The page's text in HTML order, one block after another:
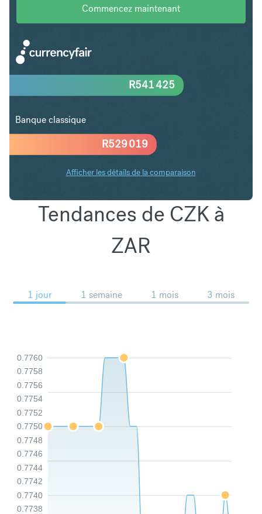
Commencez maintenant
R529 019
R541 425
Banque classique
Afficher les détails de la comparaison
Tendances de CZK à
ZAR
1 jour 1 semaine 1 mois 3 mois
0.7738
0.7740
0.7742
0.7744
0.7746
0.7748
0.7750
0.7752
0.7754
0.7756
0.7758
0.7760